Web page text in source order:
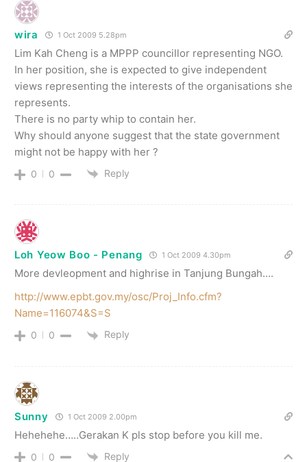
wira 1 Oct 2009 5.28pm
Lim Kah Cheng is a MPPP councillor representing NGO.
In her position, she is expected to give independent
views representing the interests of the organisations she
represents.
There is no party whip to contain her.
Why should anyone suggest that the state government
might not be happy with her ?
0 0 Reply
Loh Yeow Boo - Penang 1 Oct 2009 4.30pm
More devleopment and highrise in Tanjung Bungah….
http://www.epbt.gov.my/osc/Proj_Info.cfm?
Name=116074&S=S
0 0 Reply
Sunny 1 Oct 2009 2.00pm
Hehehehe…..Gerakan K pls stop before you kill me.
0 0 Reply